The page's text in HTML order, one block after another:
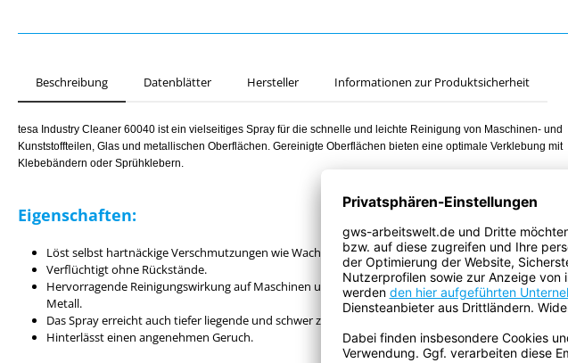
Beschreibung Datenblätter Hersteller Informationen zur Produktsicherheit
tesa Industry Cleaner 60040 ist ein vielseitiges Spray für die schnelle und leichte Reinigung von Maschinen- und
Kunststoffteilen, Glas und metallischen Oberflächen. Gereinigte Oberflächen bieten eine optimale Verklebung mit
Klebebändern oder Sprühklebern.
Eigenschaften:
Löst selbst hartnäckige Verschmutzungen wie Wachs, Öl, Fett, Gummiabrieb und Silikonreste.
Verflüchtigt ohne Rückstände.
Hervorragende Reinigungswirkung auf Maschinen und vielen anderen Oberflächen wie Plastik und
Metall.
Das Spray erreicht auch tiefer liegende und schwer zugängliche Stellen.
Hinterlässt einen angenehmen Geruch.